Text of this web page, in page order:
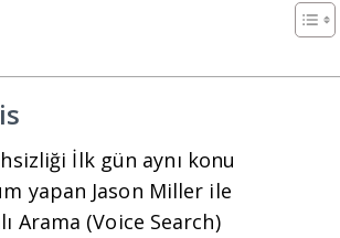
İlk gün aynı konu
yapan Jason Miller ile
Arama (Voice Search)